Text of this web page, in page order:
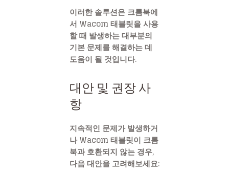
이러한 솔루션은 크롬북에
서 Wacom 태블릿을 사용
할 때 발생하는 대부분의
기본 문제를 해결하는 데
도움이 될 것입니다.
대안 및 권장 사
항
지속적인 문제가 발생하거
나 Wacom 태블릿이 크롬
북과 호환되지 않는 경우,
다음 대안을 고려해보세요: